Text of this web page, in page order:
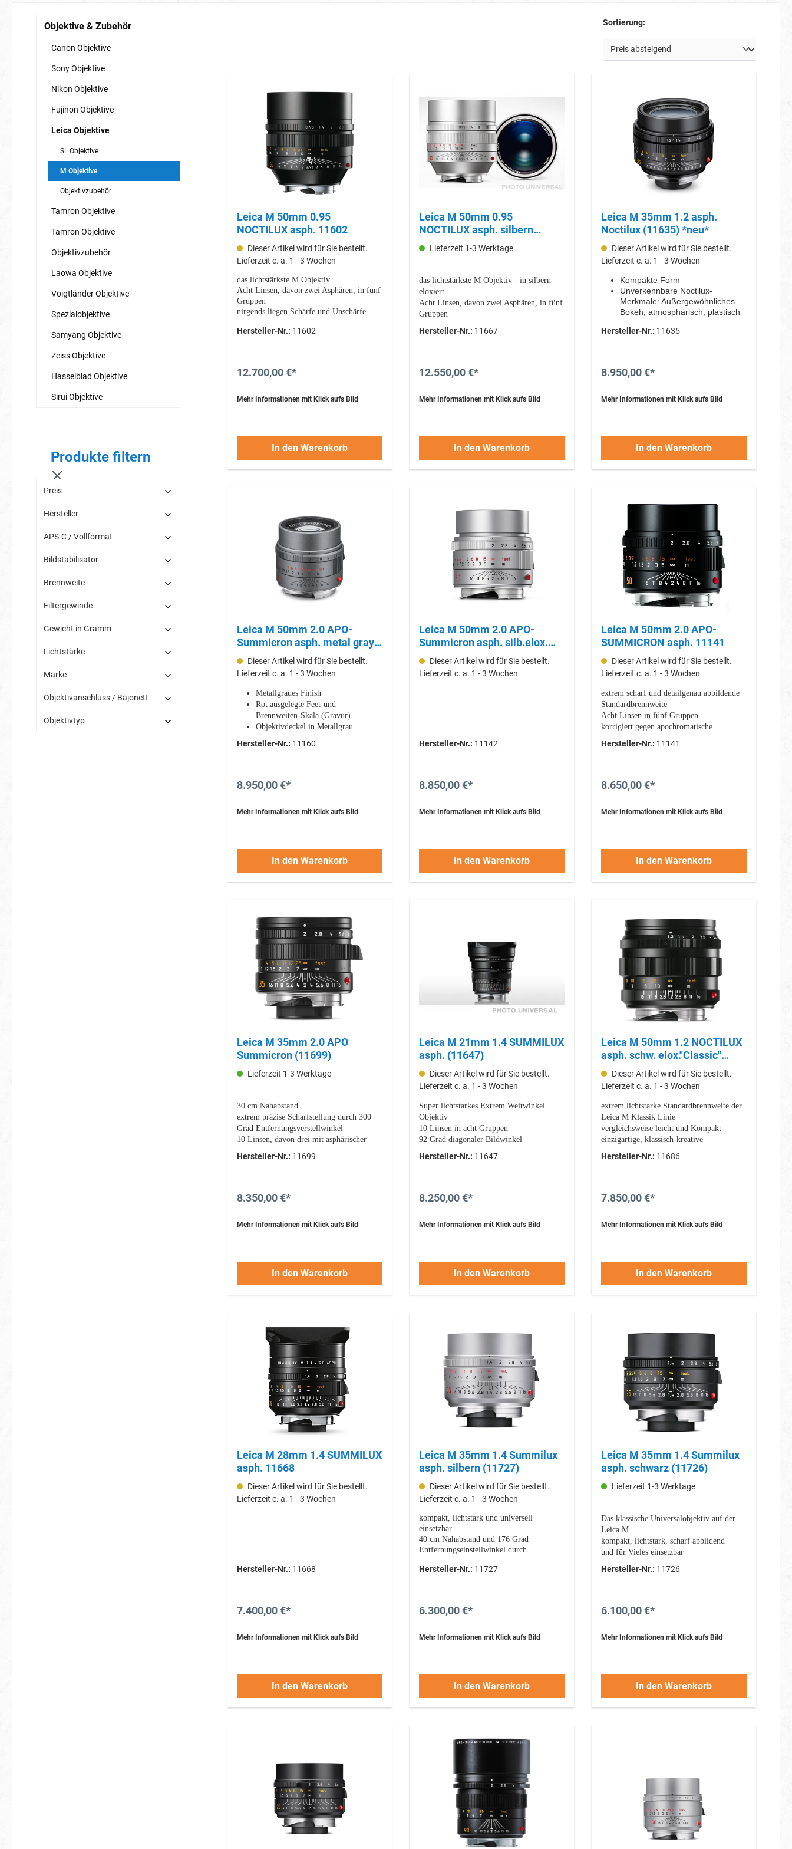
Objektive & Zubehör
Canon Objektive
Sony Objektive
Nikon Objektive
Fujinon Objektive
Leica Objektive
SL Objektive
M Objektive
Objektivzubehör
Tamron Objektive
Tamron Objektive
Objektivzubehör
Laowa Objektive
Voigtländer Objektive
Spezialobjektive
Samyang Objektive
Zeiss Objektive
Hasselblad Objektive
Sirui Objektive
Produkte filtern
Preis
Hersteller
APS-C / Vollformat
Bildstabilisator
Brennweite
Filtergewinde
Gewicht in Gramm
Lichtstärke
Marke
Objektivanschluss / Bajonett
Objektivtyp
Sortierung:
Leica M 50mm 0.95
NOCTILUX asph. 11602
Dieser Artikel wird für Sie bestellt.
Lieferzeit c. a. 1 - 3 Wochen
das lichtstärkste M Objektiv
Acht Linsen, davon zwei Asphären, in fünf
Gruppen
nirgends liegen Schärfe und Unschärfe
groß, schwer, teuer... einfach
Hersteller-Nr.: 11602
12.700,00 €*
Mehr Informationen mit Klick aufs Bild
In den Warenkorb
Leica M 50mm 0.95
NOCTILUX asph. silbern
eloxiert (11667)
Lieferzeit 1-3 Werktage
das lichtstärkste M Objektiv - in silbern
eloxiert
Acht Linsen, davon zwei Asphären, in fünf
Gruppen
näher beieinander...
Hersteller-Nr.: 11667
12.550,00 €*
Mehr Informationen mit Klick aufs Bild
In den Warenkorb
Leica M 35mm 1.2 asph.
Noctilux (11635) *neu*
Dieser Artikel wird für Sie bestellt.
Lieferzeit c. a. 1 - 3 Wochen
Kompakte Form
Unverkennbare Noctilux-
Merkmale: Außergewöhnliches
Bokeh, atmosphärisch, plastisch
Made in Germany
Hersteller-Nr.: 11635
8.950,00 €*
Mehr Informationen mit Klick aufs Bild
In den Warenkorb
Leica M 50mm 2.0 APO-
Summicron asph. metal gray
(11160)
Dieser Artikel wird für Sie bestellt.
Lieferzeit c. a. 1 - 3 Wochen
Metallgraues Finish
Rot ausgelegte Feet-und
Brennweiten-Skala (Gravur)
Objektivdeckel in Metallgrau
Hersteller-Nr.: 11160
8.950,00 €*
Mehr Informationen mit Klick aufs Bild
In den Warenkorb
Leica M 50mm 2.0 APO-
Summicron asph. silb.elox.
11142Dieser Artikel wird für Sie bestellt.
Lieferzeit c. a. 1 - 3 Wochen
Hersteller-Nr.: 11142
8.850,00 €*
Mehr Informationen mit Klick aufs Bild
In den Warenkorb
Leica M 50mm 2.0 APO-
SUMMICRON asph. 11141
Dieser Artikel wird für Sie bestellt.
Lieferzeit c. a. 1 - 3 Wochen
extrem scharf und detailgenau abbildende
Standardbrennweite
Acht Linsen in fünf Gruppen
korrigiert gegen apochromatische
eingebaute Gegenlichtblende aus Metall
Hersteller-Nr.: 11141
8.650,00 €*
Mehr Informationen mit Klick aufs Bild
In den Warenkorb
Leica M 35mm 2.0 APO
Summicron (11699)
Lieferzeit 1-3 Werktage
30 cm Nahabstand
extrem präzise Scharfstellung durch 300
Grad Entfernungsverstellwinkel
10 Linsen, davon drei mit asphärischer
nahezu Farbfehlerfrei
Hersteller-Nr.: 11699
8.350,00 €*
Mehr Informationen mit Klick aufs Bild
In den Warenkorb
Leica M 21mm 1.4 SUMMILUX
asph. (11647)
Dieser Artikel wird für Sie bestellt.
Lieferzeit c. a. 1 - 3 Wochen
Super lichtstarkes Extrem Weitwinkel
Objektiv
10 Linsen in acht Gruppen
92 Grad diagonaler Bildwinkel
Hersteller-Nr.: 11647
8.250,00 €*
Mehr Informationen mit Klick aufs Bild
In den Warenkorb
Leica M 50mm 1.2 NOCTILUX
asph. schw. elox."Classic"
(11686)
Dieser Artikel wird für Sie bestellt.
Lieferzeit c. a. 1 - 3 Wochen
extrem lichtstarke Standardbrennweite der
Leica M Klassik Linie
vergleichsweise leicht und Kompakt
einzigartige, klassisch-kreative
Volle Abbildungsleistung ab Blende 2,8
Hersteller-Nr.: 11686
7.850,00 €*
Mehr Informationen mit Klick aufs Bild
In den Warenkorb
Leica M 28mm 1.4 SUMMILUX
asph. 11668
Dieser Artikel wird für Sie bestellt.
Lieferzeit c. a. 1 - 3 Wochen
Hersteller-Nr.: 11668
7.400,00 €*
Mehr Informationen mit Klick aufs Bild
In den Warenkorb
Leica M 35mm 1.4 Summilux
asph. silbern (11727)
Dieser Artikel wird für Sie bestellt.
Lieferzeit c. a. 1 - 3 Wochen
kompakt, lichtstark und universell
einsetzbar
40 cm Nahabstand und 176 Grad
Entfernungseinstellwinkel durch
11 Blendenlamellen
Hersteller-Nr.: 11727
6.300,00 €*
Mehr Informationen mit Klick aufs Bild
In den Warenkorb
Leica M 35mm 1.4 Summilux
asph. schwarz (11726)
Lieferzeit 1-3 Werktage
Das klassische Universalobjektiv auf der
Leica M
kompakt, lichtstark, scharf abbildend
und für Vieles einsetzbar
Entfernungseinstellwinkel durch
Blendenlamellen
Hersteller-Nr.: 11726
6.100,00 €*
Mehr Informationen mit Klick aufs Bild
In den Warenkorb